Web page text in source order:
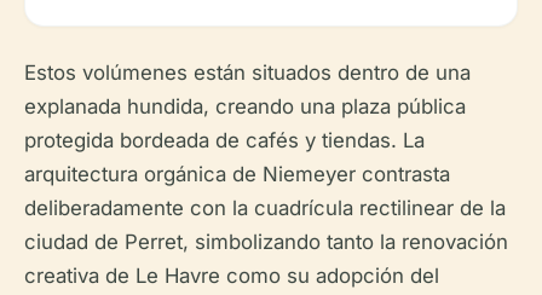
Estos volúmenes están situados dentro de una
explanada hundida, creando una plaza pública
protegida bordeada de cafés y tiendas. La
arquitectura orgánica de Niemeyer contrasta
deliberadamente con la cuadrícula rectilinear de la
ciudad de Perret, simbolizando tanto la renovación
creativa de Le Havre como su adopción del